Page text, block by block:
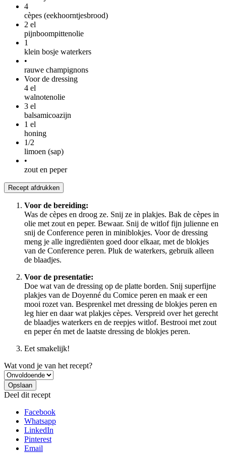
4
cèpes (eekhoorntjesbrood)
2 el
pijnboompittenolie
1
klein bosje waterkers
•
rauwe champignons
Voor de dressing
4 el
walnotenolie
3 el
balsamicoazijn
1 el
honing
1/2
limoen (sap)
•
zout en peper
Recept afdrukken
Voor de bereiding:
Was de cèpes en droog ze. Snij ze in plakjes. Bak de cèpes in
olie met zout en peper. Bewaar. Snij de witlof fijn julienne en
snij de Conference peren in miniblokjes. Voor de dressing
meng je alle ingrediënten goed door elkaar, met de blokjes
van de Conference peren. Pluk de waterkers, gebruik alleen
de blaadjes.
Voor de presentatie:
Doe wat van de dressing op de platte borden. Snij superfijne
plakjes van de Doyenné du Comice peren en maak er een
mooi rozet van. Besprenkel met dressing de blokjes peren en
leg hier en daar wat plakjes cèpes. Verspreid over het gerecht
de blaadjes waterkers en de reepjes witlof. Bestrooi met zout
en peper én met de laatste dressing de blokjes peren.
Eet smakelijk!
Wat vond je van het recept?
Deel dit recept
Facebook
Whatsapp
LinkedIn
Pinterest
Email